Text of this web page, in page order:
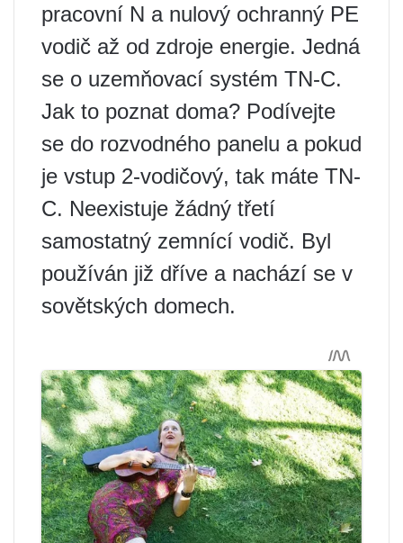
pracovní N a nulový ochranný PE
vodič až od zdroje energie. Jedná
se o uzemňovací systém TN-C.
Jak to poznat doma? Podívejte
se do rozvodného panelu a pokud
je vstup 2-vodičový, tak máte TN-
C. Neexistuje žádný třetí
samostatný zemnící vodič. Byl
používán již dříve a nachází se v
sovětských domech.